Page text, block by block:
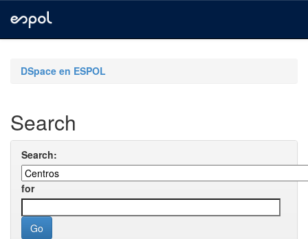
navigationDSpace en ESPOL
Search
Search:
for